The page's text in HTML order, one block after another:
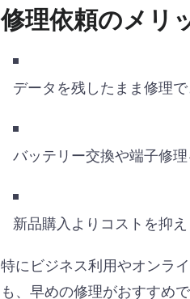
修理依頼のメリ
データを残したまま修理
バッテリー交換や端子修
新品購入よりコストを抑
特にビジネス利用やオンラ
も、早めの修理がおすすめで